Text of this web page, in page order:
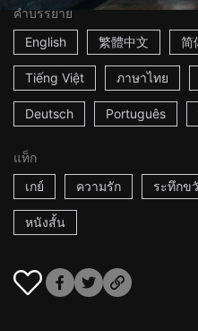
คำบรรยาย
English
繁體中文 简
Tiếng Việt ภาษาไทย
Deutsch Português
แท็ก
เกย์
ความรัก ระทึกข
หนังสั้น